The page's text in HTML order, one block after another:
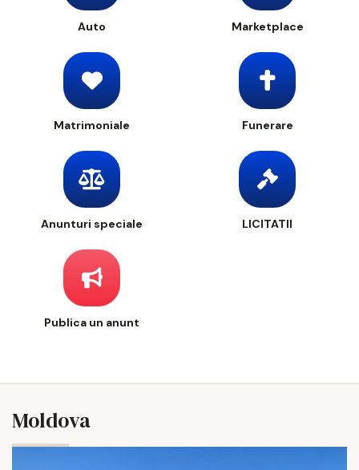
Auto Marketplace
Matrimoniale Funerare
Anunturi speciale LICITATII
Publica un anunt
Moldova